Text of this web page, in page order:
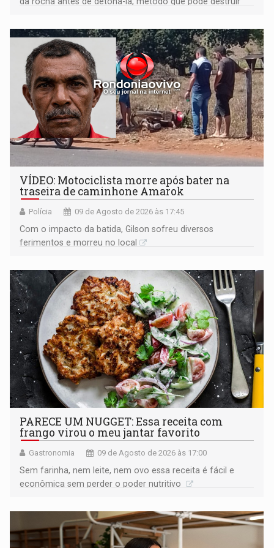
VÍDEO: Motociclista morre após bater na
traseira de caminhone Amarok
Polícia 09 de Agosto de 2026 às 17:45
​Com o impacto da batida, Gilson sofreu diversos
ferimentos e morreu no local
PARECE UM NUGGET: Essa receita com
frango virou o meu jantar favorito
Gastronomia 09 de Agosto de 2026 às 17:00
Sem farinha, nem leite, nem ovo essa receita é fácil e
econômica sem perder o poder nutritivo